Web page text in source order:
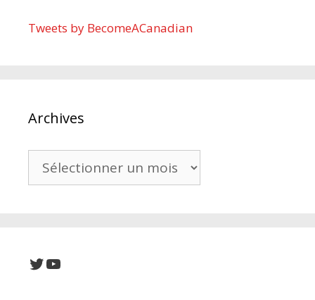
Tweets by BecomeACanadian
Archives
Archives
Twitter
YouTube